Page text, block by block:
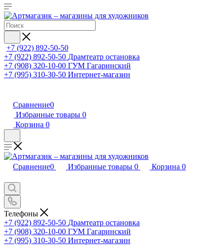
+7 (922) 892-50-50
+7 (922) 892-50-50 Драмтеатр остановка
+7 (908) 320-10-00 ГУМ Гагаринский
+7 (995) 310-30-50 Интернет-магазин
Сравнение0
Избранные товары 0
Корзина 0
Сравнение0 Избранные товары 0 Корзина 0
Телефоны
+7 (922) 892-50-50 Драмтеатр остановка
+7 (908) 320-10-00 ГУМ Гагаринский
+7 (995) 310-30-50 Интернет-магазин